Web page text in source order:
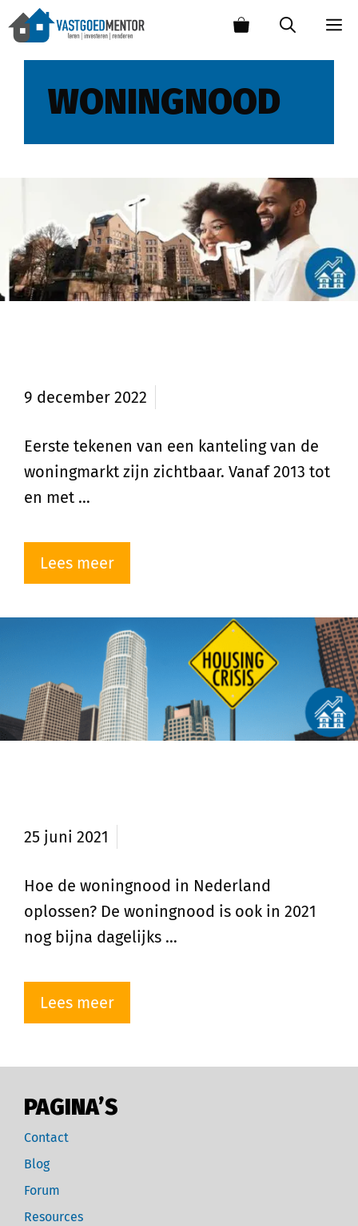
WONINGNOOD
9 december 2022
Eerste tekenen van een kanteling van de
woningmarkt zijn zichtbaar. Vanaf 2013 tot
en met …
Lees meer
25 juni 2021
Hoe de woningnood in Nederland
oplossen? De woningnood is ook in 2021
nog bijna dagelijks …
Lees meer
PAGINA’S
Contact
Blog
Forum
Resources